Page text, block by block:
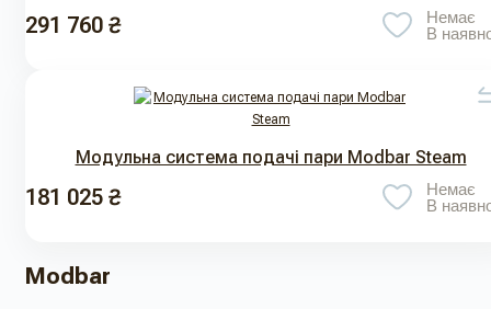
291 760 ₴
Немає
В
Модульна система подачі пари Modbar Steam
181 025 ₴
Немає
В
Modbar